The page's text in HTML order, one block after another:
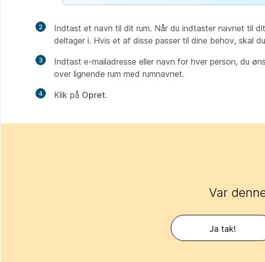
2
Indtast et navn til dit rum. Når du indtaster navnet til
deltager i. Hvis et af disse passer til dine behov, skal
3
Indtast e-mailadresse eller navn for hver person, du
over lignende rum med rumnavnet.
4 Klik på Opret.
Var
Ja tak!